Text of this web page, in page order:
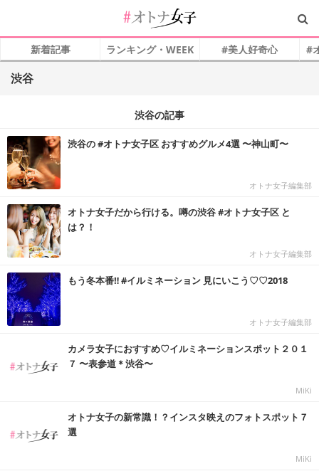
新着記事 ランキング・WEEK #美人好奇心 #
渋谷
渋谷の記事
渋谷の #オトナ女子区 おすすめグルメ4選 〜神山町〜
オトナ女子編集部
オトナ女子だから行ける。噂の渋谷 #オトナ女子区 と
は？！
オトナ女子編集部
もう冬本番‼︎ #イルミネーション 見にいこう♡♡2018
オトナ女子編集部
カメラ女子におすすめ♡イルミネーションスポット２０１
７ 〜表参道＊渋谷〜
MiKi
オトナ女子の新常識！？インスタ映えのフォトスポット７
選
MiKi